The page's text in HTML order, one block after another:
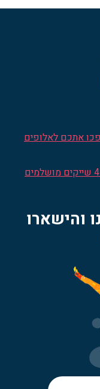
מחפשים מתכון לשייק בריאות? קבלו 4 שייקים מושלמים
והישארו